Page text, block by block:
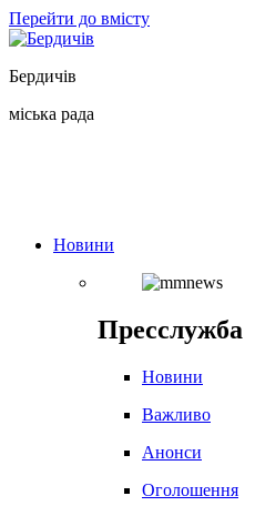
Перейти до вмісту
Бердичів
міська рада
Новини
Пресслужба
Новини
Важливо
Анонси
Оголошення